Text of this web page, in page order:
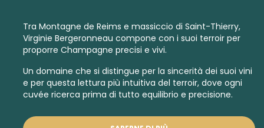
Tra Montagne de Reims e massiccio di Saint-Thierry,
Virginie Bergeronneau compone con i suoi terroir per
proporre Champagne precisi e vivi.
Un domaine che si distingue per la sincerità dei suoi vini
e per questa lettura più intuitiva del terroir, dove ogni
cuvée ricerca prima di tutto equilibrio e precisione.